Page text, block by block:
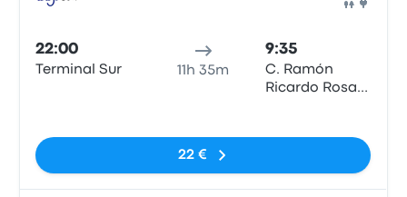
22:00
Terminal Sur 11h 35m
9:35
C. Ramón
Ricardo Rosas
22 €